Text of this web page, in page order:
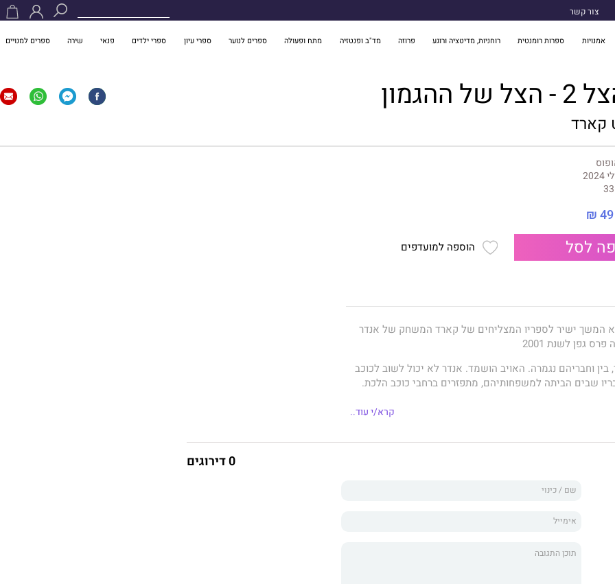
צור קשר
אמנויות ספרות רומנטית רוחניות, מדיטציה ורוגע פרוזה מד"ב ופנטזיה מתח ופעולה ספרים לנוער ספרי עיון ספרי ילדים פנאי שירה ספרים למנויים
קארד
2024
49 ₪
לסל הוספה למועדפים
המשך ישיר לספריו המצליחים של קארד המשחק של אנדר
גפן לשנת 2001
וחבריהם נגמרה. האויב הושמד. אנדר לא יכול לשוב לכוכב
שבים הביתה למשפחותיהם, מתפזרים ברחבי כוכב הלכת.
החיצוני, כדור הארץ הופך שוב לשדה קרב. אומות מתחרות
וילדי בית הספר לקרב אינם רק גיבורים לאומיים, הם כלי נשק
של אנדר לקרב האחרון על ידי גורם לא ידוע. רק בין נמלט,
לתפקיד שליט העולם.
קרא/י עוד..
0 דירוגים